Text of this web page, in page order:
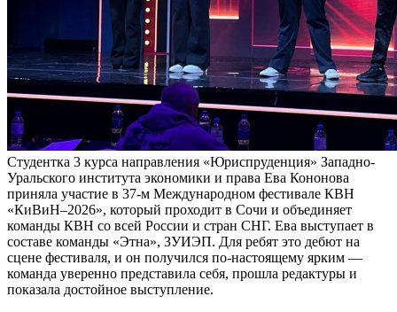
Студентка 3 курса направления «Юриспруденция» Западно-
Уральского института экономики и права Ева Кононова
приняла участие в 37-м Международном фестивале КВН
«КиВиН–2026», который проходит в Сочи и объединяет
команды КВН со всей России и стран СНГ. Ева выступает в
составе команды «Этна», ЗУИЭП. Для ребят это дебют на
сцене фестиваля, и он получился по-настоящему ярким —
команда уверенно представила себя, прошла редактуры и
показала достойное выступление.